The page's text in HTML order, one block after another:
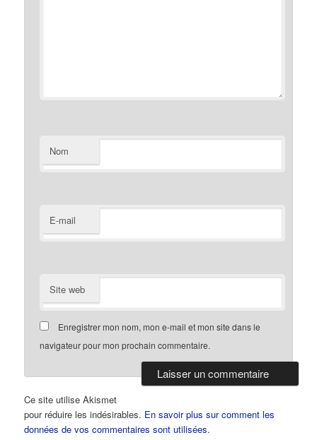
Nom
E-mail
Site web
Enregistrer mon nom, mon e-mail et mon site dans le
navigateur pour mon prochain commentaire.
Ce site utilise Akismet
pour réduire les indésirables. En savoir plus sur comment les
données de vos commentaires sont utilisées.